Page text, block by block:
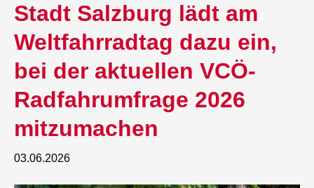
Stadt Salzburg lädt am
Weltfahrradtag dazu ein,
bei der aktuellen VCÖ-
Radfahrumfrage 2026
mitzumachen
03.06.2026